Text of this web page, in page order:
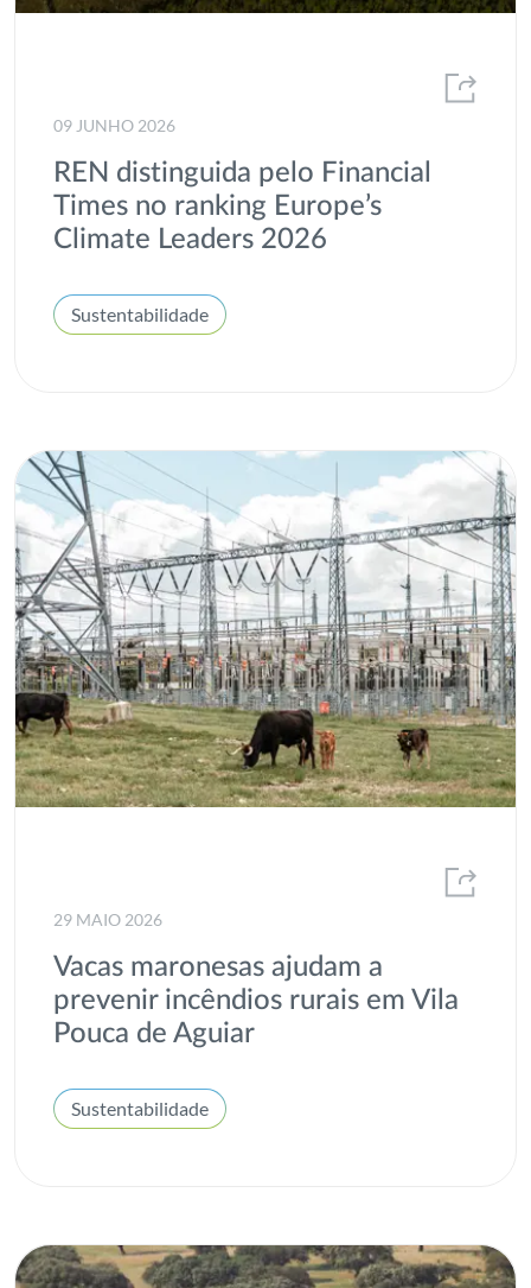
09 JUNHO 2026
REN distinguida pelo Financial
Times no ranking Europe’s
Climate Leaders 2026
Sustentabilidade
29 MAIO 2026
Vacas maronesas ajudam a
prevenir incêndios rurais em Vila
Pouca de Aguiar
Sustentabilidade